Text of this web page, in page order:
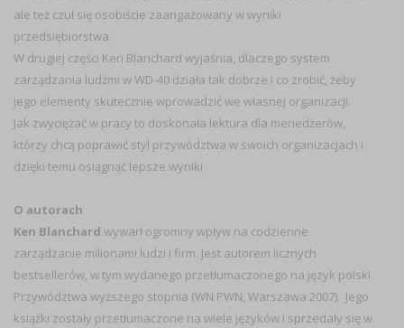
ale też czuł się osobiście zaangażowany w wyniki
przedsiębiorstwa.
W drugiej części Ken Blanchard wyjaśnia, dlaczego system
zarządzania ludźmi w WD-40 działa tak dobrze i co zrobić, żeby
jego elementy skutecznie wprowadzić we własnej organizacji.
Jak zwyciężać w pracy to doskonała lektura dla menedżerów,
którzy chcą poprawić styl przywództwa w swoich organizacjach i
dzięki temu osiągnąć lepsze wyniki.
O autorach
Ken Blanchard wywarł ogromny wpływ na codzienne
zarządzanie milionami ludzi i firm. Jest autorem licznych
bestsellerów, w tym wydanego przetłumaczonego na język polski
Przywództwa wyższego stopnia (WN PWN, Warszawa 2007). Jego
książki zostały przetłumaczone na wiele języków i sprzedały się w